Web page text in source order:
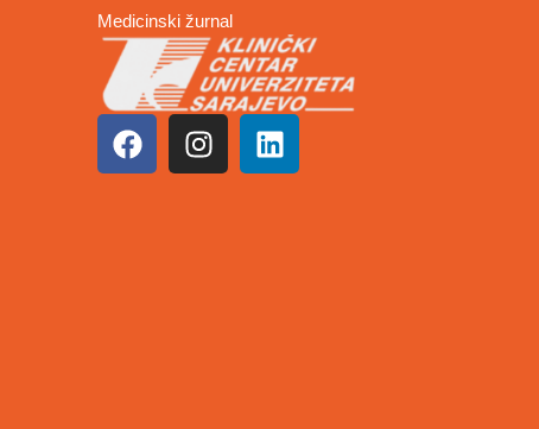
Medicinski žurnal